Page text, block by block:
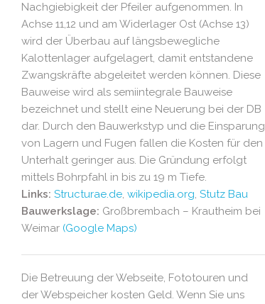
Nachgiebigkeit der Pfeiler aufgenommen. In
Achse 11,12 und am Widerlager Ost (Achse 13)
wird der Überbau auf längsbewegliche
Kalottenlager aufgelagert, damit entstandene
Zwangskräfte abgeleitet werden können. Diese
Bauweise wird als semiintegrale Bauweise
bezeichnet und stellt eine Neuerung bei der DB
dar. Durch den Bauwerkstyp und die Einsparung
von Lagern und Fugen fallen die Kosten für den
Unterhalt geringer aus. Die Gründung erfolgt
mittels Bohrpfahl in bis zu 19 m Tiefe.
Links: Structurae.de,wikipedia.org,Stutz Bau
Bauwerkslage: Großbrembach – Krautheim bei
Weimar (Google Maps)
Die Betreuung der Webseite, Fototouren und
der Webspeicher kosten Geld. Wenn Sie uns